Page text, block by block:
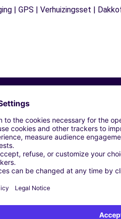
| GPS | Verhuizingsset |
Vergelijkbare
ATALAYAS - Murcia (P)